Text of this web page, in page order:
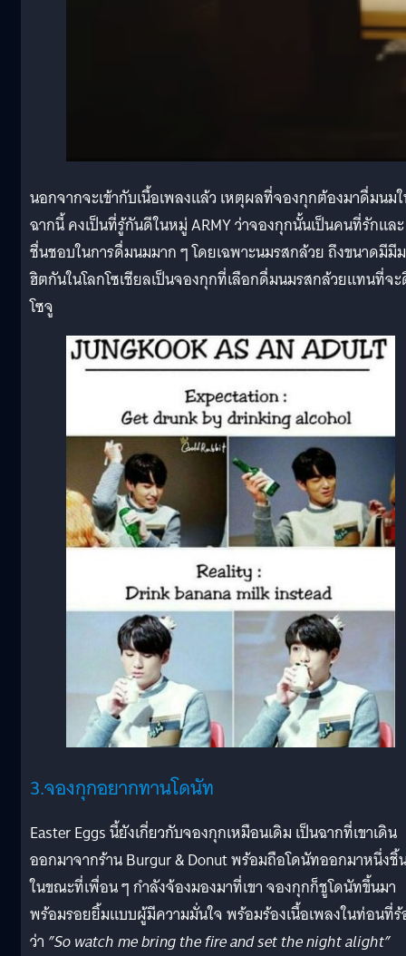
นอกจากจะเข้ากับเนื้อเพลงแล้ว เหตุผลที่จองกุกต้องมาดื่มนม
ฉากนี้ คงเป็นที่รู้กันดีในหมู่ ARMY ว่าจองกุกนั้นเป็นคนที่รักและ
ชื่นชอบในการดื่มนมมาก ๆ โดยเฉพาะนมรสกล้วย ถึงขนาดมีมี
ฮิตกันในโลกโซเชียลเป็นจองกุกที่เลือกดื่มนมรสกล้วยแทนที่จ
โซจู
3.จองกุกอยากทานโดนัท
Easter Eggs นี้ยังเกี่ยวกับจองกุกเหมือนเดิม เป็นฉากที่เขาเดิน
ออกมาจากร้าน Burgur & Donut พร้อมถือโดนัทออกมาหนึ่งชิ้
ในขณะที่เพื่อน ๆ กำลังจ้องมองมาที่เขา จองกุกก็ชูโดนัทขึ้นมา
พร้อมรอยยิ้มแบบผู้มีความมั่นใจ พร้อมร้องเนื้อเพลงในท่อนที่ร้
ว่า​ ”So watch me bring the fire and set the night alight”